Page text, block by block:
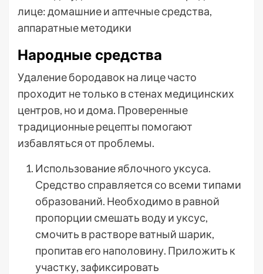
Народные средства
Удаление бородавок на лице часто
проходит не только в стенах медицинских
центров, но и дома. Проверенные
традиционные рецепты помогают
избавляться от проблемы.
Использование яблочного уксуса.
Средство справляется со всеми типами
образований. Необходимо в равной
пропорции смешать воду и уксус,
смочить в растворе ватный шарик,
пропитав его наполовину. Приложить к
участку, зафиксировать